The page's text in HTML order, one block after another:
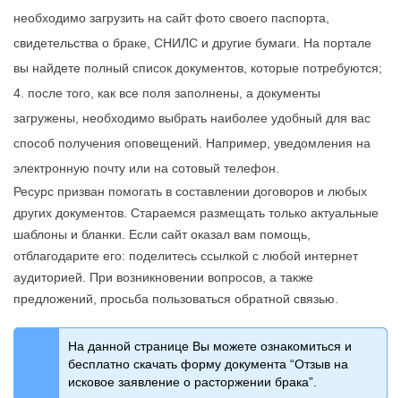
необходимо загрузить на сайт фото своего паспорта,
свидетельства о браке, СНИЛС и другие бумаги. На портале
вы найдете полный список документов, которые потребуются;
после того, как все поля заполнены, а документы
загружены, необходимо выбрать наиболее удобный для вас
способ получения оповещений. Например, уведомления на
электронную почту или на сотовый телефон.
Ресурс призван помогать в составлении договоров и любых
других документов. Стараемся размещать только актуальные
шаблоны и бланки. Если сайт оказал вам помощь,
отблагодарите его: поделитесь ссылкой с любой интернет
аудиторией. При возникновении вопросов, а также
предложений, просьба пользоваться обратной связью.
На данной странице Вы можете ознакомиться и
бесплатно скачать форму документа “Отзыв на
исковое заявление о расторжении брака”.